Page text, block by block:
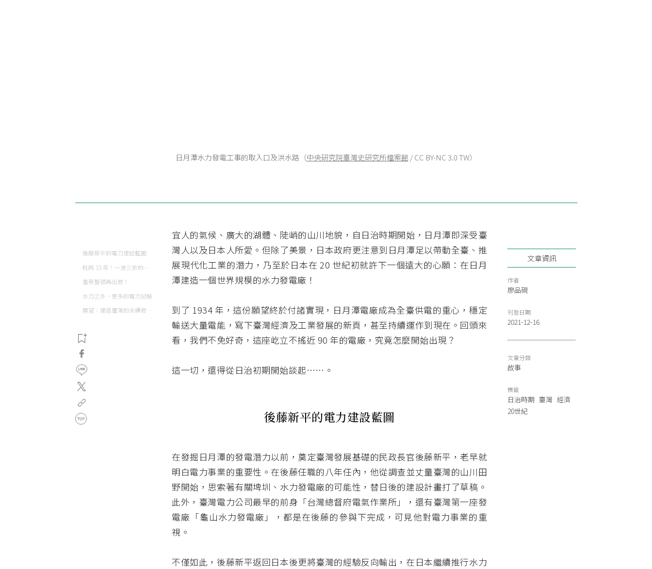
日月潭水力發電工事的取入口及洪水路（中央研究院臺灣史研究所檔案館 / CC BY-NC 3.0 TW）
後藤新平的電力建設藍圖
耗時 15 年！一波三折的日月潭水力發電工事
重新整頓再出發！
水力之外，更多的電力試驗
展望：建造臺灣的永續發電未來
宜人的氣候、廣大的湖體、陡峭的山川地貌，自日治時期開始，日月潭即深受臺
灣人以及日本人所愛。但除了美景，日本政府更注意到日月潭足以帶動全臺、推
展現代化工業的潛力，乃至於日本在 20 世紀初就許下一個遠大的心願：在日月
潭建造一個世界規模的水力發電廠！
到了 1934 年，這份願望終於付諸實現，日月潭電廠成為全臺供電的重心，穩定
輸送大量電能，寫下臺灣經濟及工業發展的新頁，甚至持續運作到現在。回頭來
看，我們不免好奇，這座屹立不搖近 90 年的電廠，究竟怎麼開始出現？
這一切，還得從日治初期開始談起……。
後藤新平的電力建設藍圖
在發掘日月潭的發電潛力以前，奠定臺灣發展基礎的民政長官後藤新平，老早就
明白電力事業的重要性。在後藤任職的八年任內，他從調查並丈量臺灣的山川田
野開始，思索著有關埤圳、水力發電廠的可能性，替日後的建設計畫打了草稿。
此外，臺灣電力公司最早的前身「台灣總督府電氣作業所」，還有臺灣第一座發
電廠「龜山水力發電廠」，都是在後藤的參與下完成，可見他對電力事業的重
視。
不僅如此，後藤新平返回日本後更將臺灣的經驗反向輸出，在日本繼續推行水力
文章資訊
作者
廖品硯
刊登日期
2021-12-16
文章分類
故事
標籤
日治時期 臺灣 經濟
20世紀